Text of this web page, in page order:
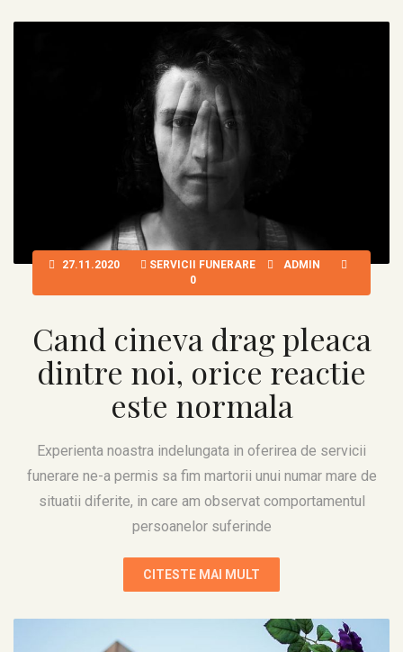
27.11.2020 SERVICII FUNERARE
ADMIN
0
Cand cineva drag pleaca
dintre noi, orice reactie
este normala
Experienta noastra indelungata in oferirea de servicii
funerare ne-a permis sa fim martorii unui numar mare de
situatii diferite, in care am observat comportamentul
persoanelor suferinde
CITESTE MAI MULT